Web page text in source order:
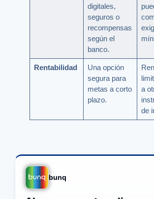
digitales,
seguros o
recompensas
según el
banco.
Rentabilidad
Una opción
segura para
metas a corto
plazo.
a
de
bunq